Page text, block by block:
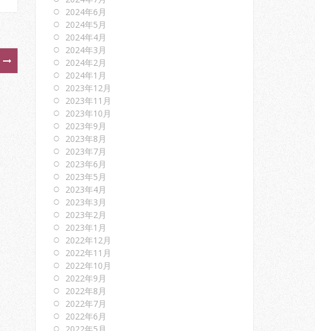
2024年6月
2024年5月
2024年4月
2024年3月
2024年2月
2024年1月
2023年12月
2023年11月
2023年10月
2023年9月
2023年8月
2023年7月
2023年6月
2023年5月
2023年4月
2023年3月
2023年2月
2023年1月
2022年12月
2022年11月
2022年10月
2022年9月
2022年8月
2022年7月
2022年6月